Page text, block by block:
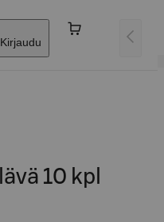
Kirjaudu
10 kpl